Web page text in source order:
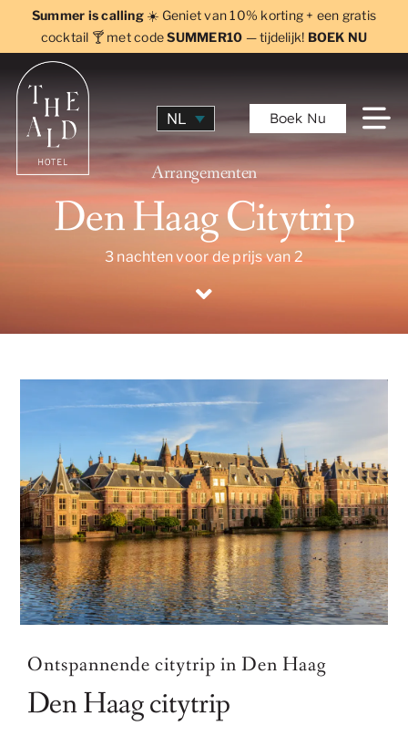
content
Summer is calling☀️ Geniet van 10% korting + een gratis
cocktail 🍸 met codeSUMMER10 — tijdelijk! BOEK NU
NL Boek Nu
Arrangementen
Den Haag Citytrip
3 nachten voor de prijs van 2
Ontspannende citytrip in Den Haag
Den Haag citytrip